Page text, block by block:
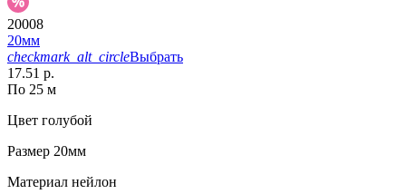
20008
20мм
checkmark_alt_circleВыбрать
17.51 р.
По 25 м
Цвет голубой
Размер 20мм
Материал нейлон